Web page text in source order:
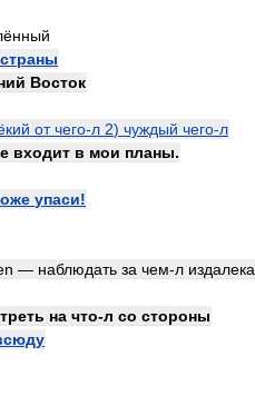
страны
Восток
от чего-л 2) чуждый чего-л
входит в мои планы.
упаси!
— наблюдать за чем-л издалека
на что-л со стороны